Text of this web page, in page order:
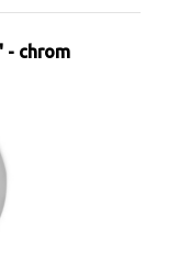
- chrom